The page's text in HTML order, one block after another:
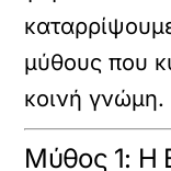
μύθους που
κοινή γνώμη.
Μύθος 1: Η